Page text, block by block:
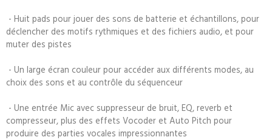
- Huit pads pour jouer des sons de batterie et échantillons, pour
déclencher des motifs rythmiques et des fichiers audio, et pour
muter des pistes
- Un large écran couleur pour accéder aux différents modes, au
choix des sons et au contrôle du séquenceur
- Une entrée Mic avec suppresseur de bruit, EQ, reverb et
compresseur, plus des effets Vocoder et Auto Pitch pour
produire des parties vocales impressionnantes